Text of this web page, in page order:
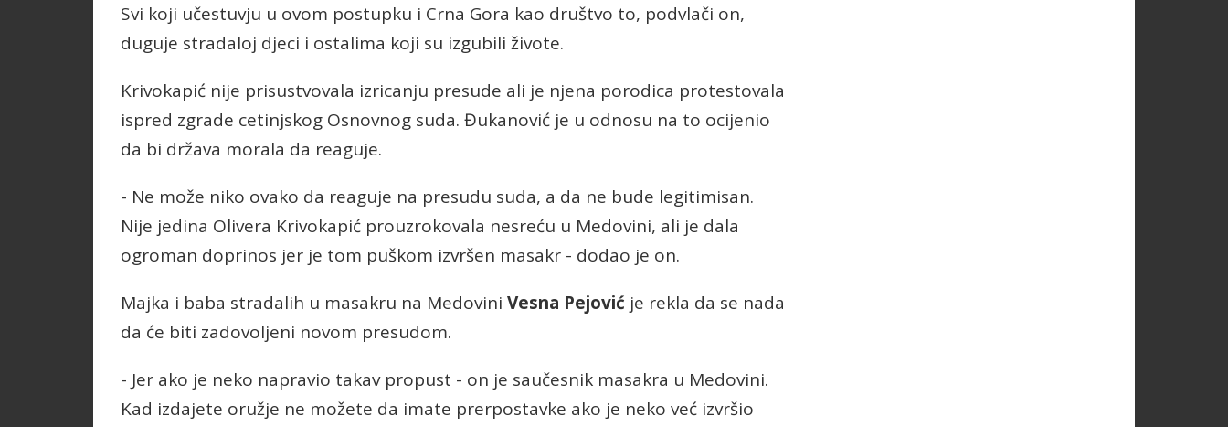
Svi koji učestuvju u ovom postupku i Crna Gora kao društvo to, podvlači on,
duguje stradaloj djeci i ostalima koji su izgubili živote.
Krivokapić nije prisustvovala izricanju presude ali je njena porodica protestovala
ispred zgrade cetinjskog Osnovnog suda. Đukanović je u odnosu na to ocijenio
da bi država morala da reaguje.
- Ne može niko ovako da reaguje na presudu suda, a da ne bude legitimisan.
Nije jedina Olivera Krivokapić prouzrokovala nesreću u Medovini, ali je dala
ogroman doprinos jer je tom puškom izvršen masakr - dodao je on.
Majka i baba stradalih u masakru na Medovini Vesna Pejović je rekla da se nada
da će biti zadovoljeni novom presudom.
- Jer ako je neko napravio takav propust - on je saučesnik masakra u Medovini.
Kad izdajete oružje ne možete da imate prerpostavke ako je neko već izvršio